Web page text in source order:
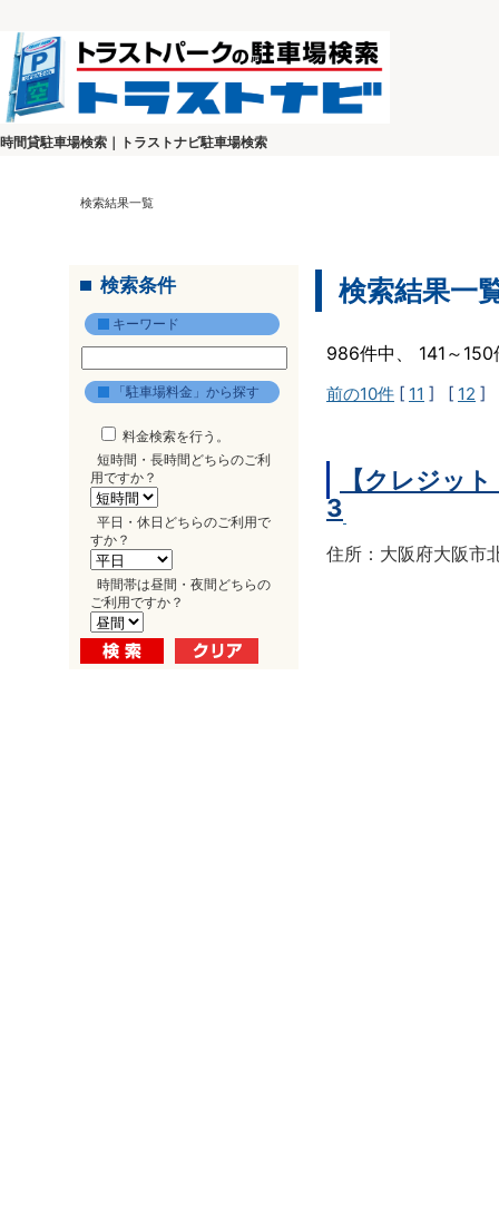
時間貸駐車場検索｜トラストナビ駐車場検索
検索結果一覧
検索条件
キーワード
「駐車場料金」から探す
料金検索を行う。
短時間・長時間どちらのご利
用ですか？
平日・休日どちらのご利用で
すか？
時間帯は昼間・夜間どちらの
ご利用ですか？
検索結果一
986件中、 141～
前の10件 [ 11 ] [ 12 ]
【クレジッ
3
住所：大阪府大阪市